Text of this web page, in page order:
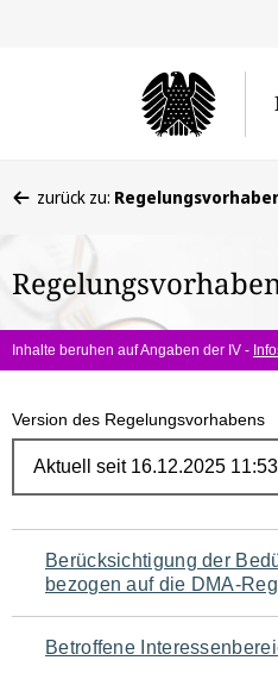
befinden
hier:
zurück zu:
Inhalte beruhen auf Angaben der IV -
Version des Regelungsvorhabens
Navigation
für
den
Berücksichtigung der
bezogen auf die DMA-
Betroffene